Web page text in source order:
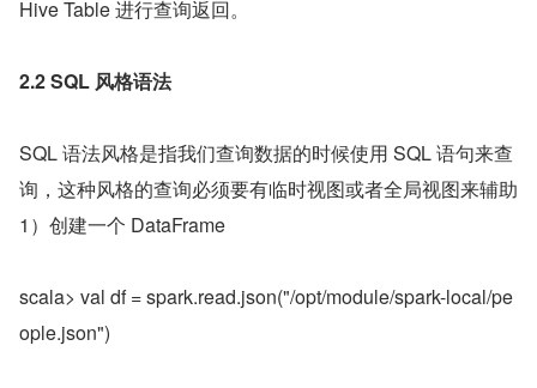
Hive Table 进行查询返回。
2.2 SQL 风格语法
SQL 语法风格是指我们查询数据的时候使用 SQL 语句来查
询，这种风格的查询必须要有临时视图或者全局视图来辅助
1）创建一个 DataFrame
scala> val df = spark.read.json("/opt/module/spark-local/pe
ople.json")